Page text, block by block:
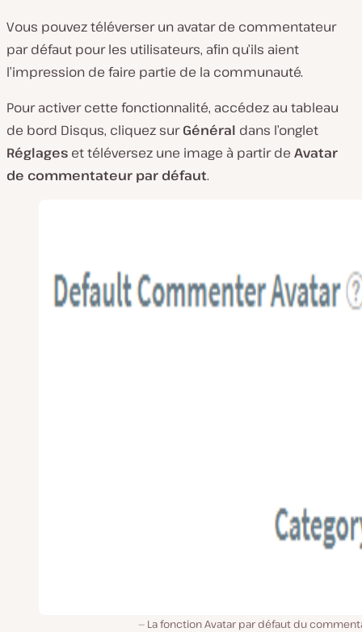
Vous pouvez téléverser un avatar de commentateur
par défaut pour les utilisateurs, afin qu’ils aient
l’impression de faire partie de la communauté.
Pour activer cette fonctionnalité, accédez au tableau
de bord Disqus, cliquez surGénéral dans l’onglet
Réglages et téléversez une image à partir de Avatar
de commentateur par défaut.
La fonction Avatar par défaut du